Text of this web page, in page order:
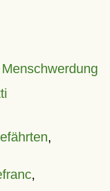
,
,